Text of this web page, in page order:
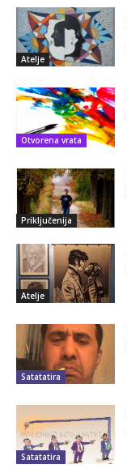
Atelje
Otvorena vrata
Priključenija
Atelje
Satatatira
Satatatira